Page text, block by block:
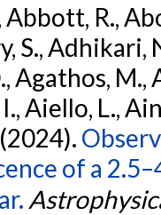
Abbott, R.,
S., Adhikari,
Agathos, M.,
Aiello, L.,
of a